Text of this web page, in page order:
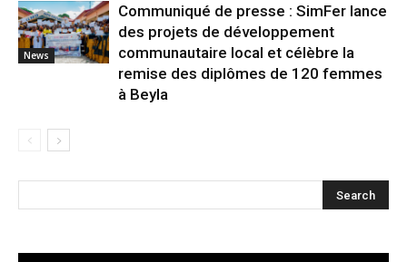
News
Communiqué de presse : SimFer lance
des projets de développement
communautaire local et célèbre la
remise des diplômes de 120 femmes
à Beyla